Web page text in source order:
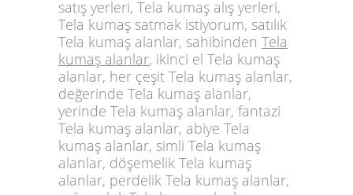
satış yerleri, Tela kumaş alış yerleri,
Tela kumaş satmak istiyorum, satılık
Tela kumaş alanlar, sahibinden Tela
kumaş alanlar, ikinci el Tela kumaş
alanlar, her çeşit Tela kumaş alanlar,
değerinde Tela kumaş alanlar,
yerinde Tela kumaş alanlar, fantazi
Tela kumaş alanlar, abiye Tela
kumaş alanlar, simli Tela kumaş
alanlar, döşemelik Tela kumaş
alanlar, perdelik Tela kumaş alanlar,